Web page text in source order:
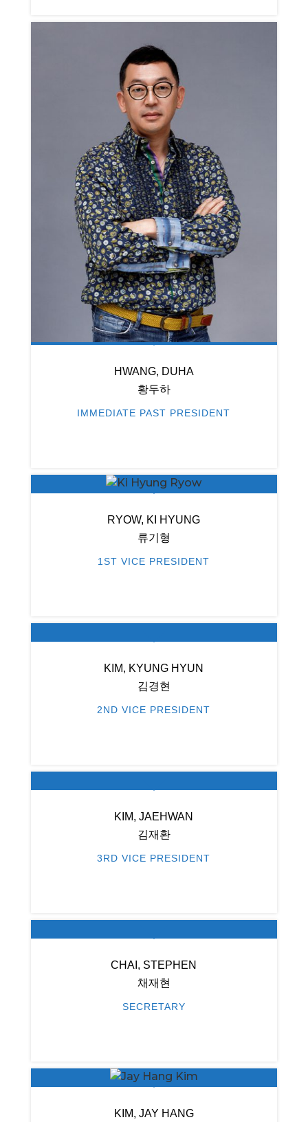
HWANG, DUHA
황두하
IMMEDIATE PAST PRESIDENT
RYOW, KI HYUNG
류기형
1ST VICE PRESIDENT
KIM, KYUNG HYUN
김경현
2ND VICE PRESIDENT
KIM, JAEHWAN
김재환
3RD VICE PRESIDENT
CHAI, STEPHEN
채재현
SECRETARY
KIM, JAY HANG